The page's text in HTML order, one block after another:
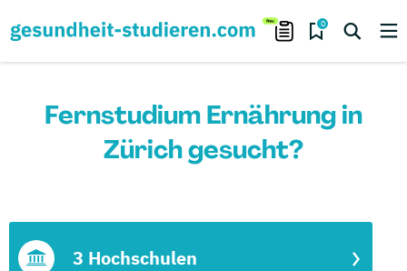
0
Fernstudium Ernährung in
Zürich gesucht?
3 Hochschulen